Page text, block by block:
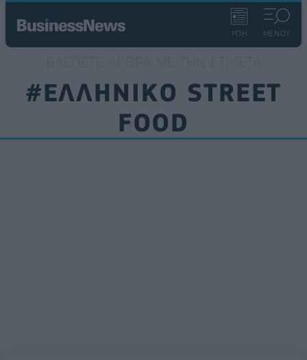
ΡΟΗ ΜΕΝΟΥ
#ΕΛΛΗΝΙΚΟ STREET
FOOD